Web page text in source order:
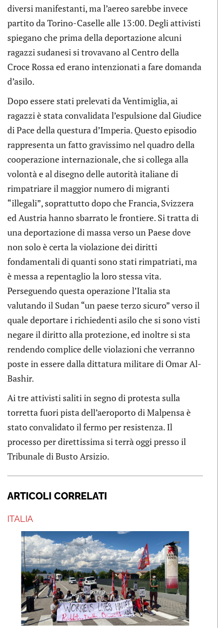
diversi manifestanti, ma l’aereo sarebbe invece
partito da Torino-Caselle alle 13:00. Degli attivisti
spiegano che prima della deportazione alcuni
ragazzi sudanesi si trovavano al Centro della
Croce Rossa ed erano intenzionati a fare domanda
d’asilo.
Dopo essere stati prelevati da Ventimiglia, ai
ragazzi è stata convalidata l’espulsione dal Giudice
di Pace della questura d’Imperia. Questo episodio
rappresenta un fatto gravissimo nel quadro della
cooperazione internazionale, che si collega alla
volontà e al disegno delle autorità italiane di
rimpatriare il maggior numero di migranti
“illegali”, soprattutto dopo che Francia, Svizzera
ed Austria hanno sbarrato le frontiere. Si tratta di
una deportazione di massa verso un Paese dove
non solo è certa la violazione dei diritti
fondamentali di quanti sono stati rimpatriati, ma
è messa a repentaglio la loro stessa vita.
Perseguendo questa operazione l’Italia sta
valutando il Sudan “un paese terzo sicuro” verso il
quale deportare i richiedenti asilo che si sono visti
negare il diritto alla protezione, ed inoltre si sta
rendendo complice delle violazioni che verranno
poste in essere dalla dittatura militare di Omar Al-
Bashir.
Ai tre attivisti saliti in segno di protesta sulla
torretta fuori pista dell’aeroporto di Malpensa è
stato convalidato il fermo per resistenza. Il
processo per direttissima si terrà oggi presso il
Tribunale di Busto Arsizio.
ARTICOLI CORRELATI
ITALIA